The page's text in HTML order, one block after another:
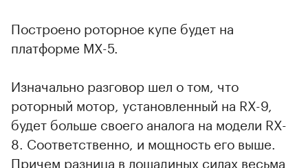
Построено роторное купе будет на
платформе MX-5.
Изначально разговор шел о том, что
роторный мотор, установленный на RX-9,
будет больше своего аналога на модели RX-
8. Соответственно, и мощность его выше.
Причем разница в лошадиных силах весьма